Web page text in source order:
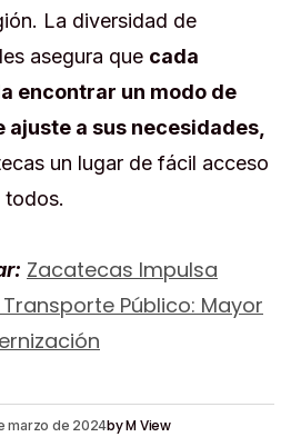
La diversidad de
asegura que cada
encontrar un modo de
ajuste a sus necesidades,
un lugar de fácil acceso
todos.
Zacatecas Impulsa
Público: Mayor
marzo de 2024byM View